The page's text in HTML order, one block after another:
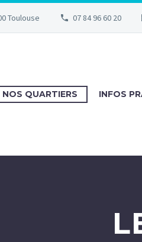
Toulouse 07 84 96 60 20
NOS QUARTIERS INFOS